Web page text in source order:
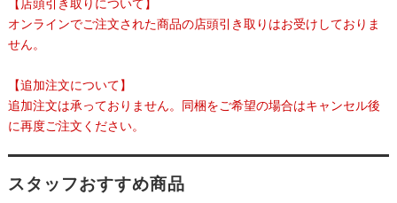
【店頭引き取りについて】
オンラインでご注文された商品の店頭引き取りはお受けしておりま
せん。
【追加注文について】
追加注文は承っておりません。同梱をご希望の場合はキャンセル後
に再度ご注文ください。
スタッフおすすめ商品